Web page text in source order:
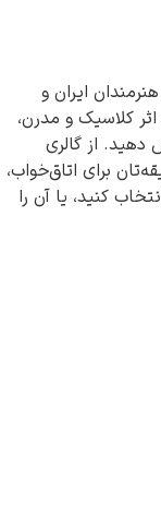
ایران و
کلاسیک و مدرن،
دهید. از گالری
برای اتاق‌خواب،
کنید، یا آن را